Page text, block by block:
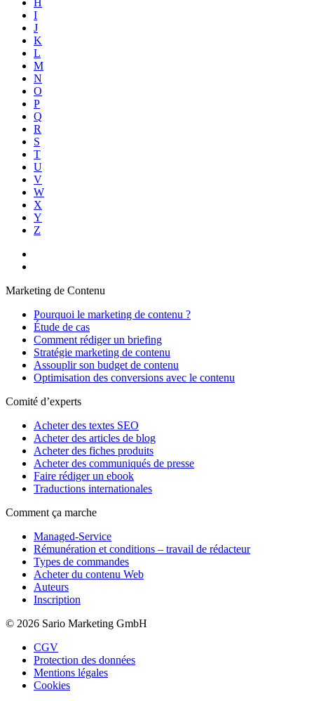
H
I
J
K
L
M
N
O
P
Q
R
S
T
U
V
W
X
Y
Z
Marketing de Contenu
Pourquoi le marketing de contenu ?
Étude de cas
Comment rédiger un briefing
Stratégie marketing de contenu
Assouplir son budget de contenu
Optimisation des conversions avec le contenu
Comité d’experts
Acheter des textes SEO
Acheter des articles de blog
Acheter des fiches produits
Acheter des communiqués de presse
Faire rédiger un ebook
Traductions internationales
Comment ça marche
Managed-Service
Rémunération et conditions – travail de rédacteur
Types de commandes
Acheter du contenu Web
Auteurs
Inscription
© 2026 Sario Marketing GmbH
CGV
Protection des données
Mentions légales
Cookies